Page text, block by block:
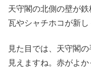
天守閣の北側の壁が鉄
瓦やシャチホコが新し
見た目では、天守閣
見えますね。赤がよか